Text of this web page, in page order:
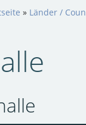
» Länder /